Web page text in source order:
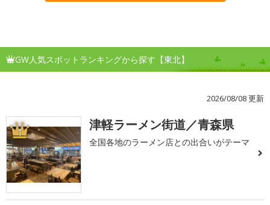
GW人気スポットランキングから探す【東北】
2026/08/08 更新
1 津軽ラーメン街道／青森県
全国各地のラーメン店との出合いがテーマ